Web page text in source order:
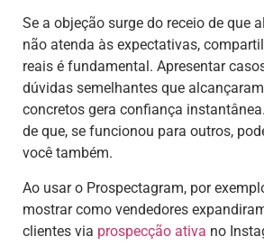
Se a objeção surge do receio de que
não atenda às expectativas,
reais é fundamental. Apresentar
dúvidas semelhantes que
concretos gera confiança
de que, se funcionou para outros,
você também.
Ao usar o Prospectagram, por
mostrar como vendedores
clientes via prospecção ativa no